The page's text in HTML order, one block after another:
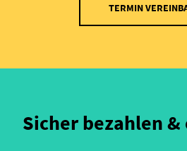
TERMIN
Sicher bezahlen